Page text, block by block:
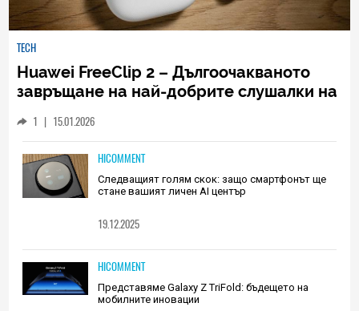
TECH
Huawei FreeClip 2 – Дългоочакваното
завръщане на най-добрите слушалки на
1 15.01.2026
HICOMMENT
Следващият голям скок: защо смартфонът ще
стане вашият личен AI център
19.12.2025
HICOMMENT
Представяме Galaxy Z TriFold: бъдещето на
мобилните иновации